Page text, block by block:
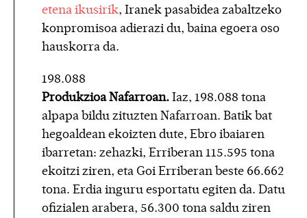
etena ikusirik, Iranek pasabidea zabaltzeko
konpromisoa adierazi du, baina egoera oso
hauskorra da.
198.088
Produkzioa Nafarroan.Iaz, 198.088 tona
alpapa bildu zituzten Nafarroan. Batik bat
hegoaldean ekoizten dute, Ebro ibaiaren
ibarretan: zehazki, Erriberan 115.595 tona
ekoitzi ziren, eta Goi Erriberan beste 66.662
tona. Erdia inguru esportatu egiten da. Datu
ofizialen arabera, 56.300 tona saldu ziren